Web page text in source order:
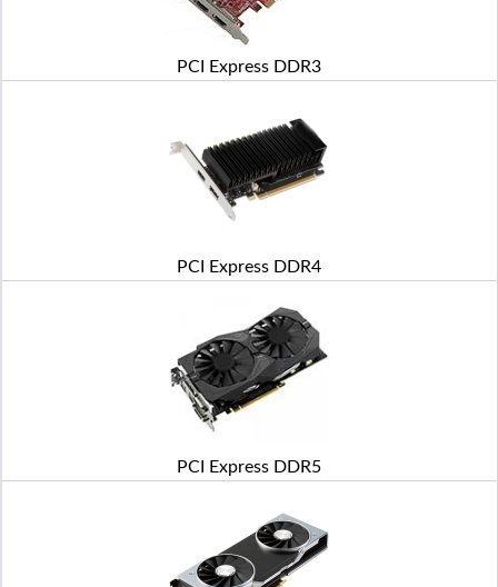
PCI Express DDR3
PCI Express DDR4
PCI Express DDR5